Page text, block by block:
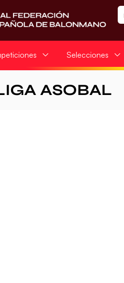
Selecciones
ASOBAL